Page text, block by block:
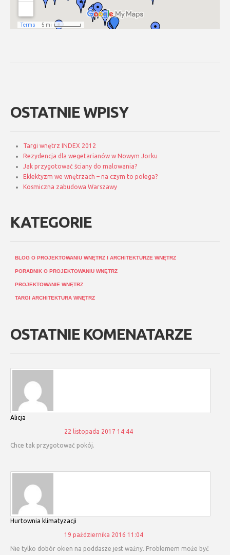
OSTATNIE WPISY
Targi wnętrz INDEX 2012
Rezydencja dla wegetarianów w Nowym Jorku
Jak przygotować ściany do malowania?
Eklektyzm we wnętrzach – na czym to polega?
Kosmiczna zabudowa Warszawy
KATEGORIE
BLOG O PROJEKTOWANIU WNĘTRZ I ARCHITEKTURZE WNĘTRZ
PORADNIK O PROJEKTOWANIU WNĘTRZ
PROJEKTOWANIE WNĘTRZ
TARGI ARCHITEKTURA WNĘTRZ
OSTATNIE KOMENATARZE
Alicja
22 listopada 2017 14:44
Chce tak przygotować pokój.
hurtownia klimatyzacji
19 października 2016 11:04
Nie tylko dobór okien na poddasze jest ważny. Problemem może być